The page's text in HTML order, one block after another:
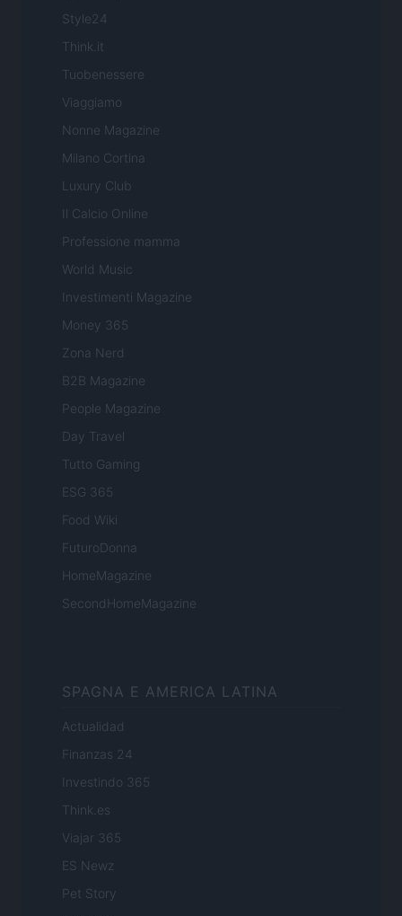
Style24
Think.it
Tuobenessere
Viaggiamo
Nonne Magazine
Milano Cortina
Luxury Club
Il Calcio Online
Professione mamma
World Music
Investimenti Magazine
Money 365
Zona Nerd
B2B Magazine
People Magazine
Day Travel
Tutto Gaming
ESG 365
Food Wiki
FuturoDonna
HomeMagazine
SecondHomeMagazine
SPAGNA E AMERICA LATINA
Actualidad
Finanzas 24
Investindo 365
Think.es
Viajar 365
ES Newz
Pet Story